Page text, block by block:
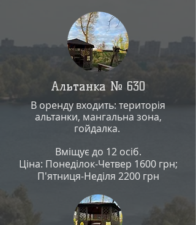
Альтанка № 630
В оренду входить: територія
альтанки, мангальна зона,
гойдалка.
Вміщує до 12 осіб.
Ціна: Понеділок-Четвер 1600 грн;
П'ятниця-Неділя 2200 грн